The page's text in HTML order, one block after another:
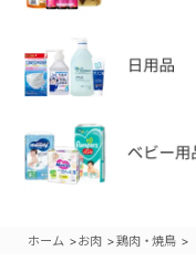
ホーム >お肉 >鶏肉・焼鳥 >